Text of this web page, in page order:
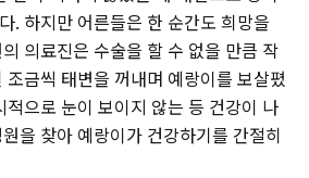
. 하지만 어른들은 한 순간도 희망을
의료진은 수술을 할 수 없을 만큼 작
금씩 태변을 꺼내며 예랑이를 보살폈
적으로 눈이 보이지 않는 등 건강이 나
을 찾아 예랑이가 건강하기를 간절히